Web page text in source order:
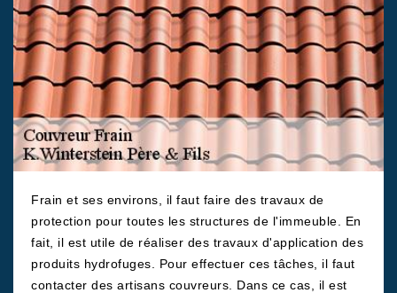
Frain et ses environs, il faut faire des travaux de
protection pour toutes les structures de l'immeuble. En
fait, il est utile de réaliser des travaux d'application des
produits hydrofuges. Pour effectuer ces tâches, il faut
contacter des artisans couvreurs. Dans ce cas, il est